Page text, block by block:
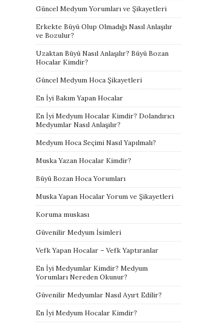
Güncel Medyum Yorumları ve Şikayetleri
Erkekte Büyü Olup Olmadığı Nasıl Anlaşılır
ve Bozulur?
Uzaktan Büyü Nasıl Anlaşılır? Büyü Bozan
Hocalar Kimdir?
Güncel Medyum Hoca Şikayetleri
En İyi Bakım Yapan Hocalar
En İyi Medyum Hocalar Kimdir? Dolandırıcı
Medyumlar Nasıl Anlaşılır?
Medyum Hoca Seçimi Nasıl Yapılmalı?
Muska Yazan Hocalar Kimdir?
Büyü Bozan Hoca Yorumları
Muska Yapan Hocalar Yorum ve Şikayetleri
Koruma muskası
Güvenilir Medyum İsimleri
Vefk Yapan Hocalar – Vefk Yaptıranlar
En İyi Medyumlar Kimdir? Medyum
Yorumları Nereden Okunur?
Güvenilir Medyumlar Nasıl Ayırt Edilir?
En İyi Medyum Hocalar Kimdir?